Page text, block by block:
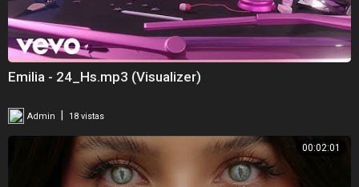
Emilia - 24_Hs.mp3 (Visualizer)
Admin 18 vistas
00:02:01